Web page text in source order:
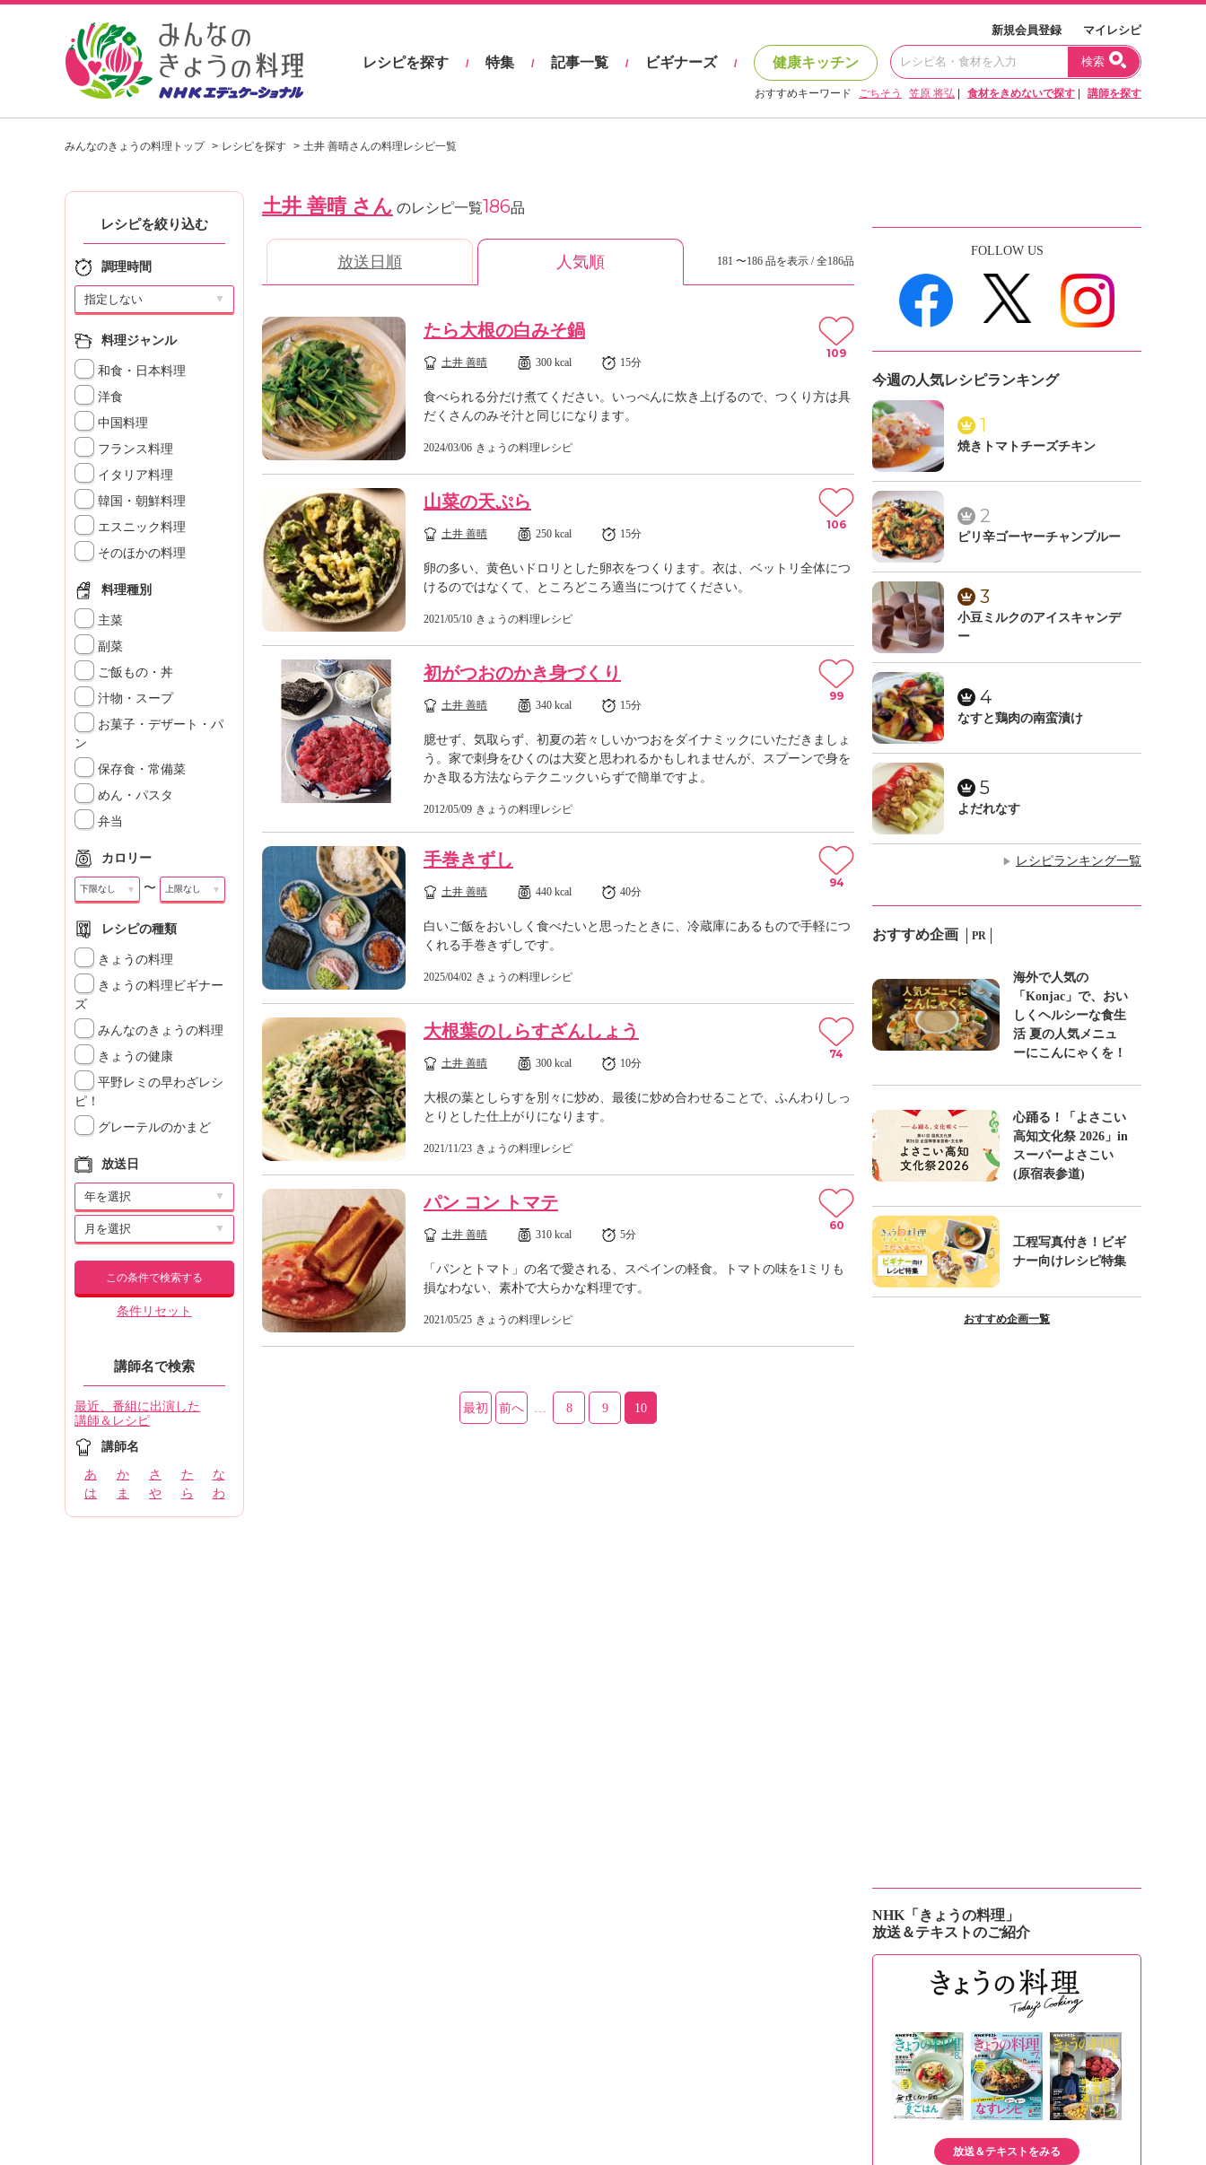
し
シ
を
よ
う
。
N
H
K
エ
デ
ー
シ
ョ
ナ
ル
「
み
な
の
き
ょ
う
の
料
理
」
新規会員登録 マイレシピ
レシピを探す / 特集 / 記事一覧 / ビギナーズ / 健康キッチン 検索
おすすめキーワード ごちそう 笠原 将弘 食材をきめないで探す 講師を探す
みんなのきょうの料理トップ レシピを探す 土井 善晴さんの料理レシピ一覧
レシピを絞り込む
調理時間
▼
料理ジャンル
和食・日本料理
洋食
中国料理
フランス料理
イタリア料理
韓国・朝鮮料理
エスニック料理
そのほかの料理
料理種別
主菜
副菜
ご飯もの・丼
汁物・スープ
お菓子・デザート・パ
ン
保存食・常備菜
めん・パスタ
弁当
カロリー
▼ 〜 ▼
レシピの種類
きょうの料理
きょうの料理ビギナー
ズ
みんなのきょうの料理
きょうの健康
平野レミの早わざレシ
ピ！
グレーテルのかまど
放送日
▼
▼
この条件で検索する
条件リセット
講師名で検索
最近、番組に出演した
講師＆レシピ
講師名
あ か さ た
な
は
ま や ら わ
土井 善晴 さん のレシピ一覧186品
放送日順 人気順 181 〜186 品を表示 / 全186品
たら大根の白みそ鍋
土井 善晴 300 kcal 15分
食べられる分だけ煮てください。いっぺんに炊き上げるので、つくり方は具
だくさんのみそ汁と同じになります。
2024/03/06 きょうの料理レシピ
109
山菜の天ぷら
土井 善晴 250 kcal 15分
卵の多い、黄色いドロリとした卵衣をつくります。衣は、ベットリ全体につ
けるのではなくて、ところどころ適当につけてください。
2021/05/10 きょうの料理レシピ
106
初がつおのかき身づくり
土井 善晴 340 kcal 15分
臆せず、気取らず、初夏の若々しいかつおをダイナミックにいただきましょ
う。家で刺身をひくのは大変と思われるかもしれませんが、スプーンで身を
かき取る方法ならテクニックいらずで簡単ですよ。
2012/05/09 きょうの料理レシピ
99
手巻きずし
土井 善晴 440 kcal 40分
白いご飯をおいしく食べたいと思ったときに、冷蔵庫にあるもので手軽につ
くれる手巻きずしです。
2025/04/02 きょうの料理レシピ
94
大根葉のしらすざんしょう
土井 善晴 300 kcal 10分
大根の葉としらすを別々に炒め、最後に炒め合わせることで、ふんわりしっ
とりとした仕上がりになります。
2021/11/23 きょうの料理レシピ
74
パン コン トマテ
土井 善晴 310 kcal 5分
「パンとトマト」の名で愛される、スペインの軽食。トマトの味を1ミリも
損なわない、素朴で大らかな料理です。
2021/05/25 きょうの料理レシピ
60
最初 前へ … 8 9 10
FOLLOW US
今週の人気レシピランキング
1
焼きトマトチーズチキン
2
ピリ辛ゴーヤーチャンプルー
3
小豆ミルクのアイスキャンデ
ー
4
なすと鶏肉の南蛮漬け
5
よだれなす
▶ レシピランキング一覧
おすすめ企画 PR
海外で人気の
「Konjac」で、おい
しくヘルシーな食生
活 夏の人気メニュ
ーにこんにゃくを！
心踊る！「よさこい
高知文化祭 2026」in
スーパーよさこい
(原宿表参道)
工程写真付き！ビギ
ナー向けレシピ特集
おすすめ企画一覧
NHK「きょうの料理」
放送＆テキストのご紹介
放送＆テキストをみる